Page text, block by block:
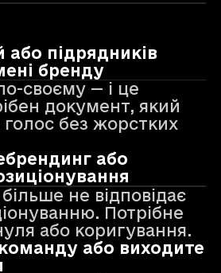
або підрядників
бренду
своєму — і це
документ, який
голос без жорстких
або
не відповідає
Потрібне
або коригування.
або виходите